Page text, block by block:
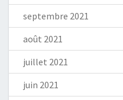
septembre 2021
août 2021
juillet 2021
juin 2021